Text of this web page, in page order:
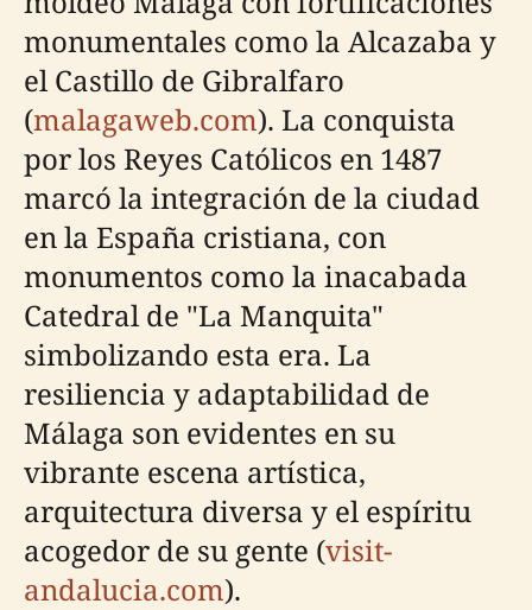
monumentales como la Alcazaba y
el Castillo de Gibralfaro
(malagaweb.com). La conquista
por los Reyes Católicos en 1487
marcó la integración de la ciudad
en la España cristiana, con
monumentos como la inacabada
Catedral de "La Manquita"
simbolizando esta era. La
resiliencia y adaptabilidad de
Málaga son evidentes en su
vibrante escena artística,
arquitectura diversa y el espíritu
acogedor de su gente (visit-
andalucia.com).